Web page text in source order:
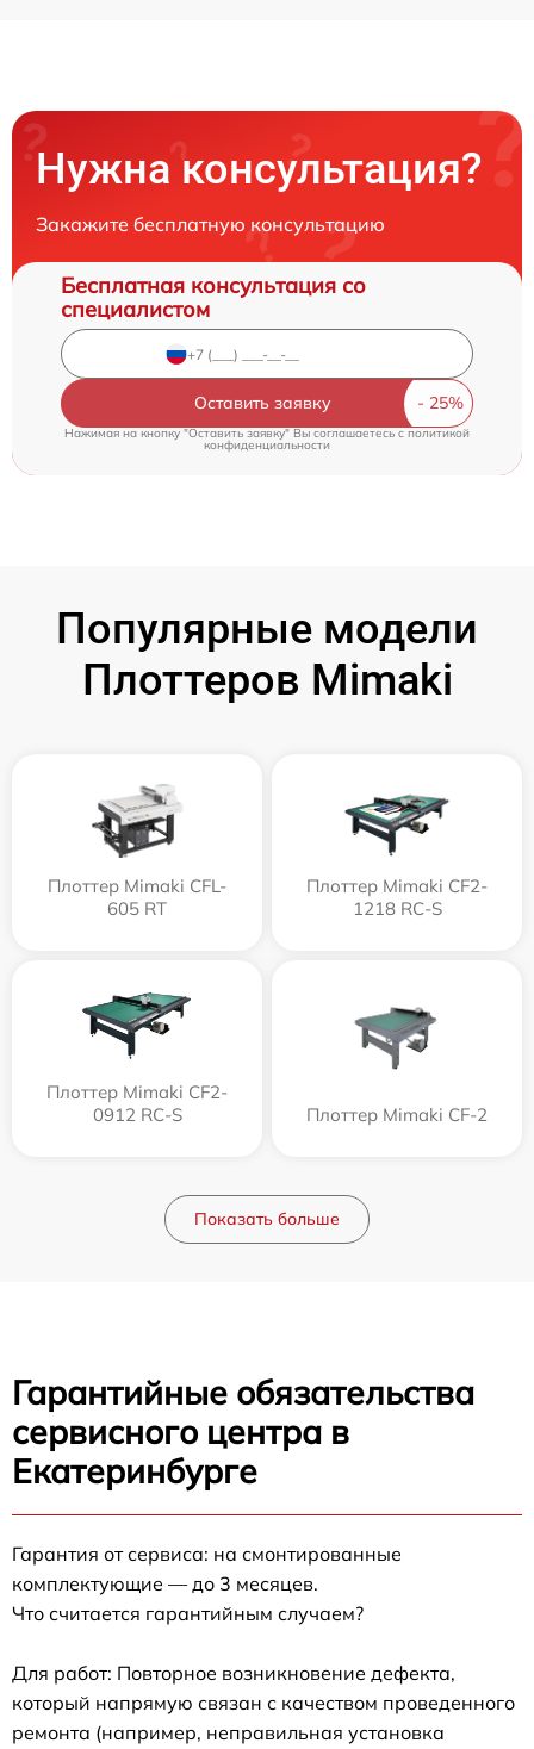
Нужна консультация?
Закажите бесплатную консультацию
Бесплатная консультация со
специалистом
Оставить заявку
Нажимая на кнопку "Оставить заявку" Вы соглашаетесь c политикой
конфиденциальности
Популярные модели
Плоттеров Mimaki
Плоттер Mimaki CFL-
605 RT
Плоттер Mimaki CF2-
1218 RC-S
Плоттер Mimaki CF2-
0912 RC-S
Плоттер Mimaki CF-2
Показать больше
Гарантийные обязательства
сервисного центра в
Екатеринбурге
Гарантия от сервиса: на смонтированные
комплектующие — до 3 месяцев.
Что считается гарантийным случаем?
Для работ: Повторное возникновение дефекта,
который напрямую связан с качеством проведенного
ремонта (например, неправильная установка